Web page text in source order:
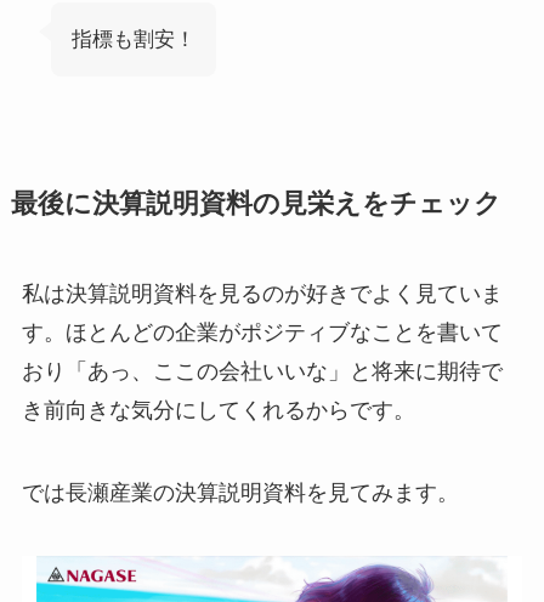
指標も割安！
最後に決算説明資料の見栄えをチェック
私は決算説明資料を見るのが好きでよく見ていま
す。ほとんどの企業がポジティブなことを書いて
おり「あっ、ここの会社いいな」と将来に期待で
き前向きな気分にしてくれるからです。
では長瀬産業の決算説明資料を見てみます。